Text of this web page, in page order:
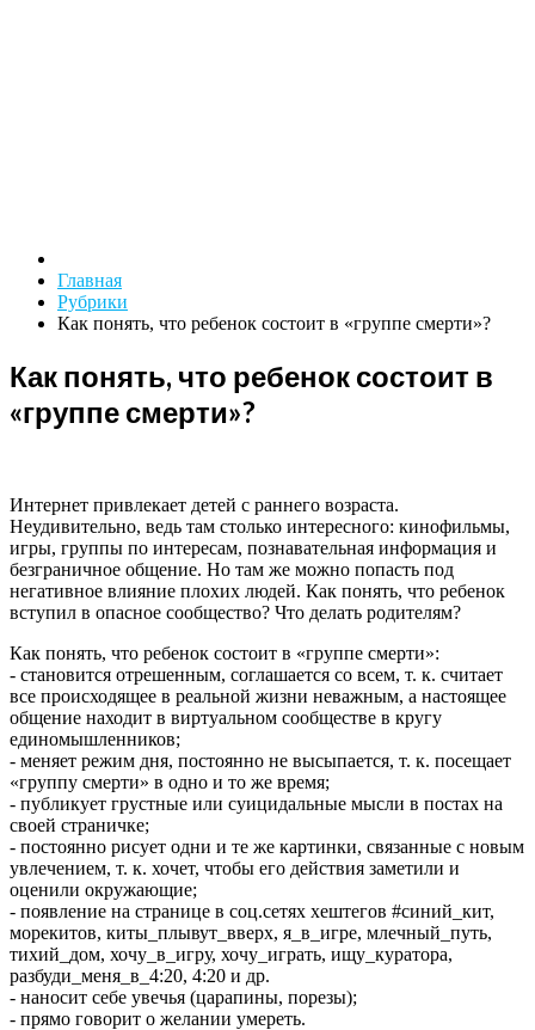
Главная
Рубрики
Как понять, что ребенок состоит в «группе смерти»?
Как понять, что ребенок состоит в
«группе смерти»?
Интернет привлекает детей с раннего возраста.
Неудивительно, ведь там столько интересного: кинофильмы,
игры, группы по интересам, познавательная информация и
безграничное общение. Но там же можно попасть под
негативное влияние плохих людей. Как понять, что ребенок
вступил в опасное сообщество? Что делать родителям?
Как понять, что ребенок состоит в «группе смерти»:
- становится отрешенным, соглашается со всем, т. к. считает
все происходящее в реальной жизни неважным, а настоящее
общение находит в виртуальном сообществе в кругу
единомышленников;
- меняет режим дня, постоянно не высыпается, т. к. посещает
«группу смерти» в одно и то же время;
- публикует грустные или суицидальные мысли в постах на
своей страничке;
- постоянно рисует одни и те же картинки, связанные с новым
увлечением, т. к. хочет, чтобы его действия заметили и
оценили окружающие;
- появление на странице в соц.сетях хештегов #синий_кит,
морекитов, киты_плывут_вверх, я_в_игре, млечный_путь,
тихий_дом, хочу_в_игру, хочу_играть, ищу_куратора,
разбуди_меня_в_4:20, 4:20 и др.
- наносит себе увечья (царапины, порезы);
- прямо говорит о желании умереть.